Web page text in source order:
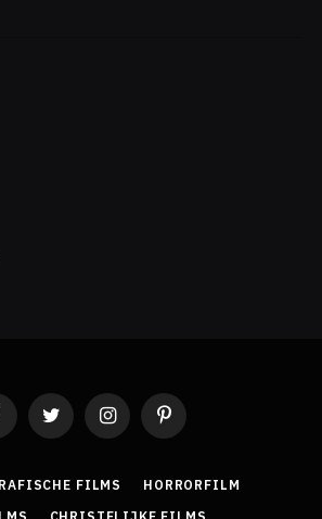
Twitter InstagramPinterest
FILMS
HORRORFILM